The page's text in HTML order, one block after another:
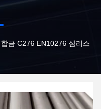
합금 C276 EN10276 심리스